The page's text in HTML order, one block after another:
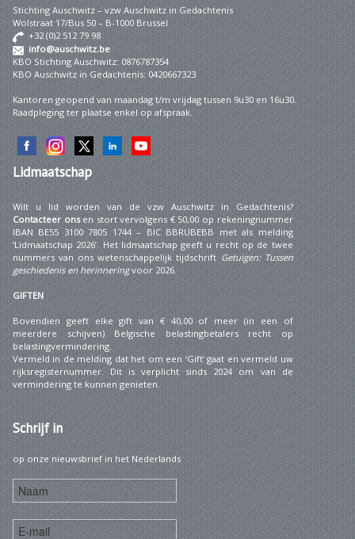
Stichting Auschwitz – vzw Auschwitz in Gedachtenis
Wolstraat 17/Bus 50 – B-1000 Brussel
+32 (0)2 512 79 98
info@auschwitz.be
KBO Stichting Auschwitz: 0876787354
KBO Auschwitz in Gedachtenis: 0420667323
Kantoren geopend van maandag t/m vrijdag tussen 9u30 en 16u30.
Raadpleging ter plaatse enkel op afspraak.
Lidmaatschap
Wilt u lid worden van de vzw Auschwitz in Gedachtenis?
Contacteer onsen stort vervolgens € 50,00 op rekeningnummer
IBAN BE55 3100 7805 1744 – BIC BBRUBEBB met als melding
‘Lidmaatschap 2026’. Het lidmaatschap geeft u recht op de twee
nummers van ons wetenschappelijk tijdschrift Getuigen: Tussen
geschiedenis en herinneringvoor 2026.
GIFTEN
Bovendien geeft elke gift van € 40,00 of meer (in een of
meerdere schijven) Belgische belastingbetalers recht op
belastingvermindering.
Vermeld in de melding dat het om een ‘Gift’ gaat en vermeld uw
rijksregisternummer. Dit is verplicht sinds 2024 om van de
vermindering te kunnen genieten.
Schrijfin
op onze nieuwsbrief in het Nederlands